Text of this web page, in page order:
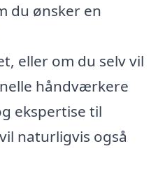
du ønsker en
eller om du selv vil
håndværkere
ekspertise til
naturligvis også